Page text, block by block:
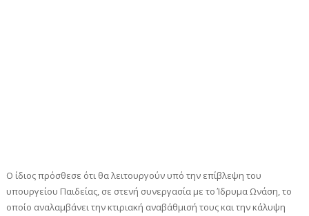
Ο ίδιος πρόσθεσε ότι θα λειτουργούν υπό την επίβλεψη του
υπουργείου Παιδείας, σε στενή συνεργασία με το Ίδρυμα Ωνάση, το
οποίο αναλαμβάνει την κτιριακή αναβάθμισή τους και την κάλυψη